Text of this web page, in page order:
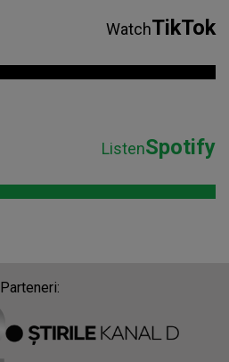
WatchTikTok
ListenSpotify
Parteneri: